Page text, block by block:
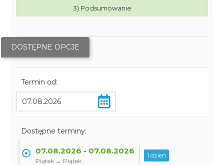
3) Podsumowanie
DOSTĘPNE OPCJE
Termin od:
Dostępne terminy:
07.08.2026 - 07.08.2026
Piątek → Piątek
1 dzień